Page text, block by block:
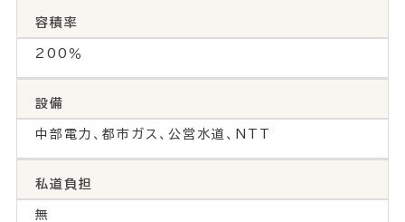
容積率
200％
設備
中部電力、都市ガス、公営水道、NTT
私道負担
無